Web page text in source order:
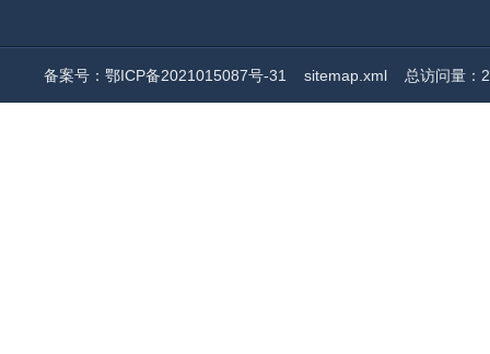
备案号：鄂ICP备2021015087号-31 sitemap.xml 总访问量：